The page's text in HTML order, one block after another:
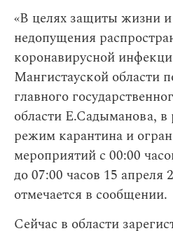
«В целях защиты жизни
недопущения
коронавирусной
Мангистауской области
главного
области Е.Садыманова, в
режим карантина и
мероприятий с 00:00
до 07:00 часов 15 апреля
отмечается в сообщении.
Сейчас в области